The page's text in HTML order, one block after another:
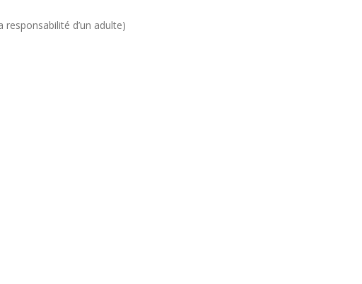
responsabilité d’un adulte)